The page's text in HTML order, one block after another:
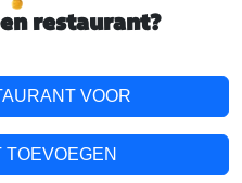
restaurant?
VOOR